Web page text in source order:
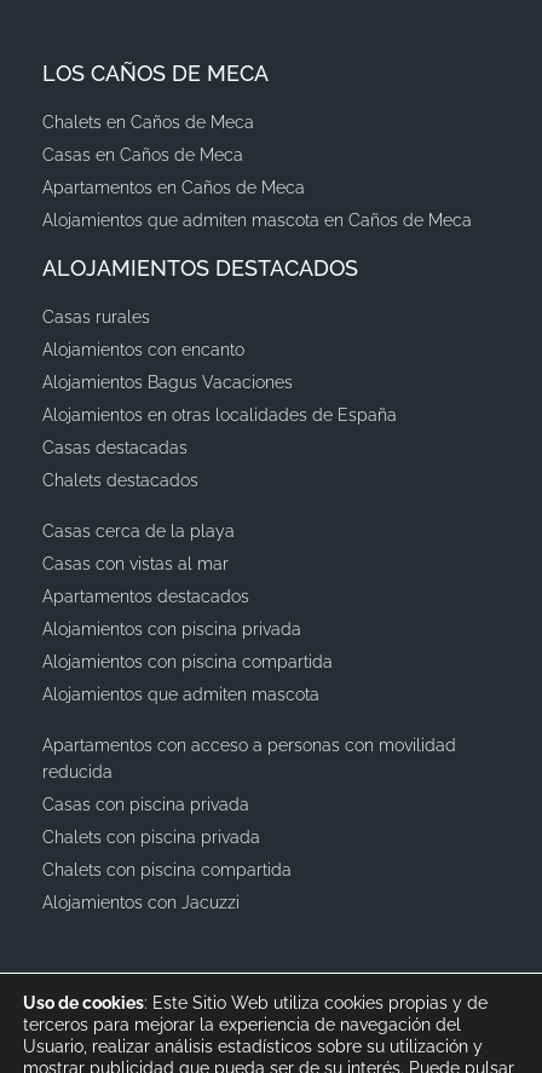
LOS CAÑOS DE MECA
Chalets en Caños de Meca
Casas en Caños de Meca
Apartamentos en Caños de Meca
Alojamientos que admiten mascota en Caños de Meca
ALOJAMIENTOS DESTACADOS
Casas rurales
Alojamientos con encanto
Alojamientos Bagus Vacaciones
Alojamientos en otras localidades de España
Casas destacadas
Chalets destacados
Casas cerca de la playa
Casas con vistas al mar
Apartamentos destacados
Alojamientos con piscina privada
Alojamientos con piscina compartida
Alojamientos que admiten mascota
Apartamentos con acceso a personas con movilidad
reducida
Casas con piscina privada
Chalets con piscina privada
Chalets con piscina compartida
Alojamientos con Jacuzzi
Uso de cookies: Este Sitio Web utiliza cookies propias y de
terceros para mejorar la experiencia de navegación del
Usuario, realizar análisis estadísticos sobre su utilización y
mostrar publicidad que pueda ser de su interés. Puede pulsar